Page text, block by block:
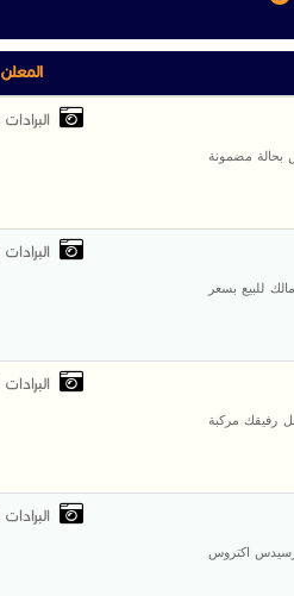
المعلن
بحالة مضمونة
للبيع بسعر
رفيقك مركبة
اكتروس